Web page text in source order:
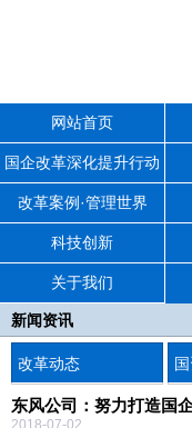
网站首页
国企改革深化提升行动
改革案例·管理世界
科技创新
关于我们
新闻资讯
改革动态
东风公司：努力打造国